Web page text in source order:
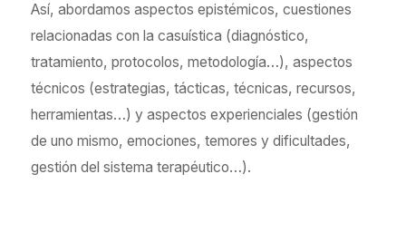
Así, abordamos aspectos epistémicos, cuestiones
relacionadas con la casuística (diagnóstico,
tratamiento, protocolos, metodología…), aspectos
técnicos (estrategias, tácticas, técnicas, recursos,
herramientas…) y aspectos experienciales (gestión
de uno mismo, emociones, temores y dificultades,
gestión del sistema terapéutico…).